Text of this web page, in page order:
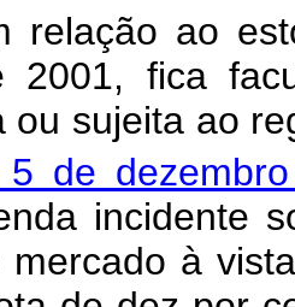
ao
2001, fica
ou sujeita ao
de
incidente
mercado à